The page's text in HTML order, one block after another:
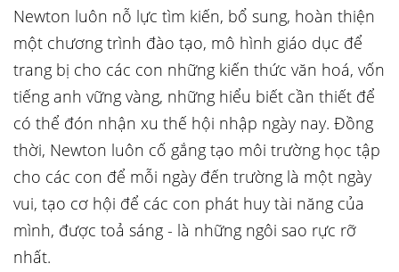
Newton luôn nỗ lực tìm kiến, bổ sung, hoàn thiện
một chương trình đào tạo, mô hình giáo dục để
trang bị cho các con những kiến thức văn hoá, vốn
tiếng anh vững vàng, những hiểu biết cần thiết để
có thể đón nhận xu thế hội nhập ngày nay. Đồng
thời, Newton luôn cố gắng tạo môi trường học tập
cho các con để mỗi ngày đến trường là một ngày
vui, tạo cơ hội để các con phát huy tài năng của
mình, được toả sáng - là những ngôi sao rực rỡ
nhất.